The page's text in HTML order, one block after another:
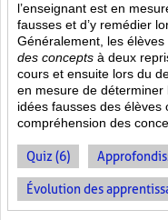
l’enseignant est en
fausses et d’y remédier
Généralement, les
des concepts à deux
cours et ensuite lors du
en mesure de déterminer
idées fausses des
compréhension des
Quiz (6)
Évolution des